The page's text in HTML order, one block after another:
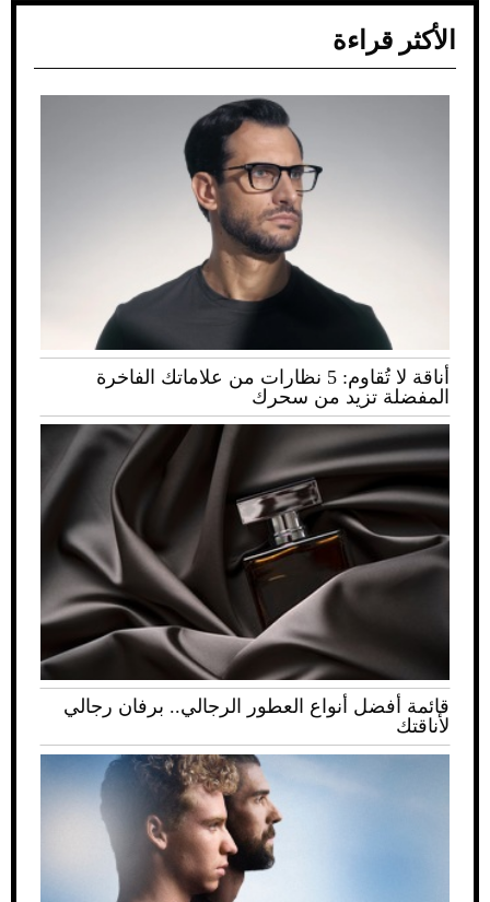
الأكثر قراءة
أناقة لا تُقاوم: 5 نظارات من علاماتك الفاخرة
المفضلة تزيد من سحرك
قائمة أفضل أنواع العطور الرجالي.. برفان رجالي
لأناقتك